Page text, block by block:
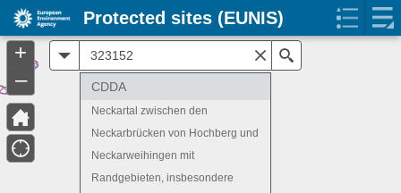
+
–
CDDA
Neckartal zwischen den
Neckarbrücken von Hochberg und
Neckarweihingen mit
Randgebieten, insbesondere
Protected sites (EUNIS)